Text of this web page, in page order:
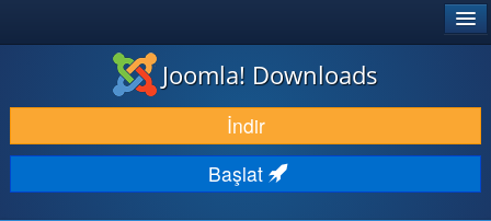
İNDIR & GENIŞLET
KEŞFET & ÖĞREN
TOPLULUK & DESTEK
Joomla! Downloads
İndir
Başlat